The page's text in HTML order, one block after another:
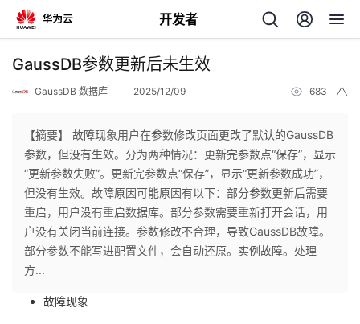
开发者
返
个
人
主
我
的
我
的
我
GaussDB参数更新后未生效
GaussDB 数据库 2025/12/09 683
【摘要】 故障现象用户在参数修改页面更改了默认的GaussDB
参数，但没有生效。分为两种情况：更新完参数点“保存”，显示
“更新参数失败”。更新完参数点“保存”，显示“更新参数成功”，
但没有生效。故障原因可能原因有以下：部分参数更新后需要
重启，用户没有重启数据库。部分参数需要重新打开会话，用
户没有关闭当前连接。参数修改不合理，导致GaussDB故障。
部分参数不能写进配置文件，会自动还原。实例故障。处理
方...
故障现象